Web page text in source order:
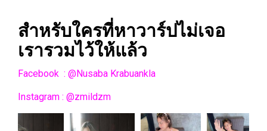
สำหรับใครที่หาวาร์ปไม่เจอ
เรารวมไว้ให้แล้ว
Facebook : @Nusaba Krabuankla
Instagram : @zmildzm